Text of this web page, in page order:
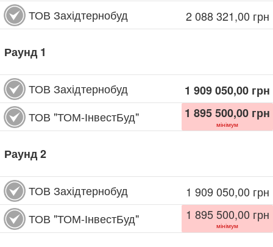
ТОВ Західтернобуд
2 088 321,00 грн
Раунд 1
ТОВ Західтернобуд 1 909 050,00 грн
ТОВ "ТОМ-ІнвестБуд"
1 895 500,00 грн
мінімум
Раунд2
ТОВ Західтернобуд 1 909 050,00 грн
ТОВ "ТОМ-ІнвестБуд"
1 895 500,00 грн
мінімум